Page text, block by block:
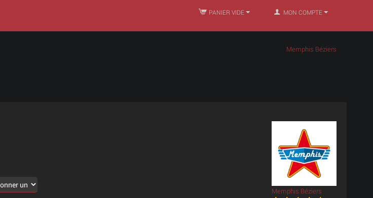
MON COMPTE
PANIER VIDE
Memphis Béziers
Memphis Béziers